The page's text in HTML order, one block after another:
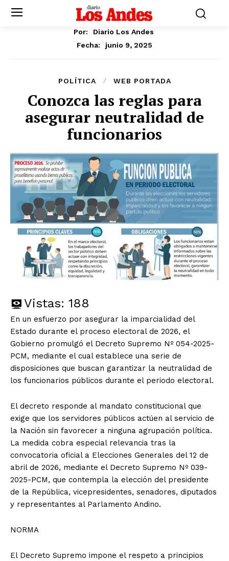
Por:
Diario Los Andes
Fecha:
junio 9, 2025
POLÍTICA WEB PORTADA
Conozca las reglas para
asegurar neutralidad de
funcionarios
Vistas: 188
En un esfuerzo por asegurar la imparcialidad del
Estado durante el proceso electoral de 2026, el
Gobierno promulgó el Decreto Supremo Nº 054-2025-
PCM, mediante el cual establece una serie de
disposiciones que buscan garantizar la neutralidad de
los funcionarios públicos durante el periodo electoral.
El decreto responde al mandato constitucional que
exige que los servidores públicos actúen al servicio de
la Nación sin favorecer a ninguna agrupación política.
La medida cobra especial relevancia tras la
convocatoria oficial a Elecciones Generales del 12 de
abril de 2026, mediante el Decreto Supremo Nº 039-
2025-PCM, que contempla la elección del presidente
de la República, vicepresidentes, senadores, diputados
y representantes al Parlamento Andino.
NORMA
El Decreto Supremo impone el respeto a principios